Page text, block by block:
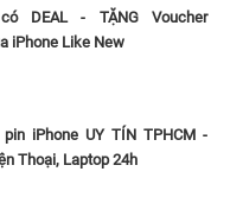
DEAL - TẶNG Voucher
iPhone Like New
iPhone UY TÍN TPHCM -
Thoại, Laptop 24h